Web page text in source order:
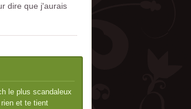
dire que j'aurais
le plus scandaleux
et te tient